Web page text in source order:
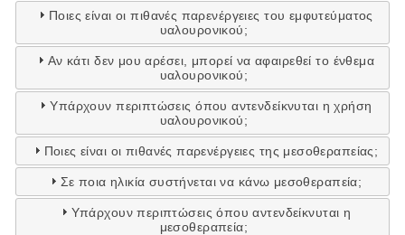
Ποιες είναι οι πιθανές παρενέργειες του εμφυτεύματος
υαλουρονικού;
Αν κάτι δεν μου αρέσει, μπορεί να αφαιρεθεί το ένθεμα
υαλουρονικού;
Υπάρχουν περιπτώσεις όπου αντενδείκνυται η χρήση
υαλουρονικού;
Ποιες είναι οι πιθανές παρενέργειες της μεσοθεραπείας;
Σε ποια ηλικία συστήνεται να κάνω μεσοθεραπεία;
Υπάρχουν περιπτώσεις όπου αντενδείκνυται η
μεσοθεραπεία;